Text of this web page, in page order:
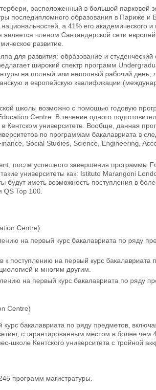
расположенный в большой парковой
последипломного образования в Париже и
а 41% его академического и
членом Сантандерской сети
развитие.
для развития: образование и
широкий спектр программ
на полный или неполный рабочий день,
и европейскую квалификации
школы возможно с помощью годовую
Centre. В течение одного
Кентском университете. Вообще, данная
по программам бакалавриата в
Social Studies, Science, Engineering,
после успешного завершения программы
университеты как: Istituto Marangoni
будут иметь возможность поступления в
Top 100.
Centre)
на первый курс бакалавриата по ряду
к поступлению на первый курс
и многим другим.
на первый курс бакалавриата по ряду
Centre)
бакалавриата по ряду предметов,
с гарантированным местом в более чем
школе Кентского университета с тройной
программ магистратуры.